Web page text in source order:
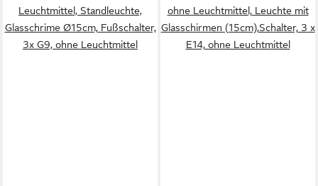
Leuchtmittel, Standleuchte,
Glasschrime Ø15cm, Fußschalter,
3x G9, ohne Leuchtmittel
ohne Leuchtmittel, Leuchte mit
Glasschirmen (15cm),Schalter, 3 x
E14, ohne Leuchtmittel